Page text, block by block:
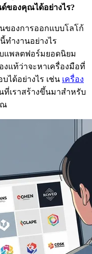
ของคุณได้อย่างไร?
ของการออกแบบโลโก้
ทำงานอย่างไร
แพลตฟอร์มยอดนิยม
แท้ว่าจะหาเครื่องมือที่
ได้อย่างไร เช่น เครื่อง
เราสร้างขึ้นมาสำหรับ
ณ